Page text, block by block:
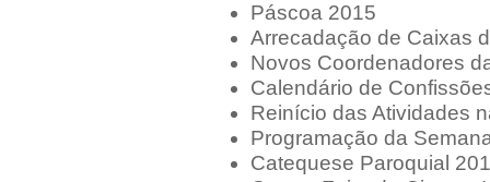
Páscoa 2015
Arrecadação de Caixas
Novos Coordenadores
Calendário de
Reinício das Atividades
Programação da
Catequese Paroquial